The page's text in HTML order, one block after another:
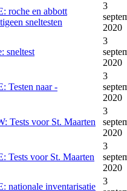
roche en abbott
sneltesten
3
2020
sneltest
3
2020
Testen naar -
3
2020
Tests voor St. Maarten
3
2020
Tests voor St. Maarten
3
2020
nationale inventarisatie
3